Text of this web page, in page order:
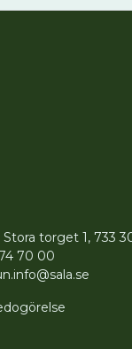
Stora torget 1, 733
70 00